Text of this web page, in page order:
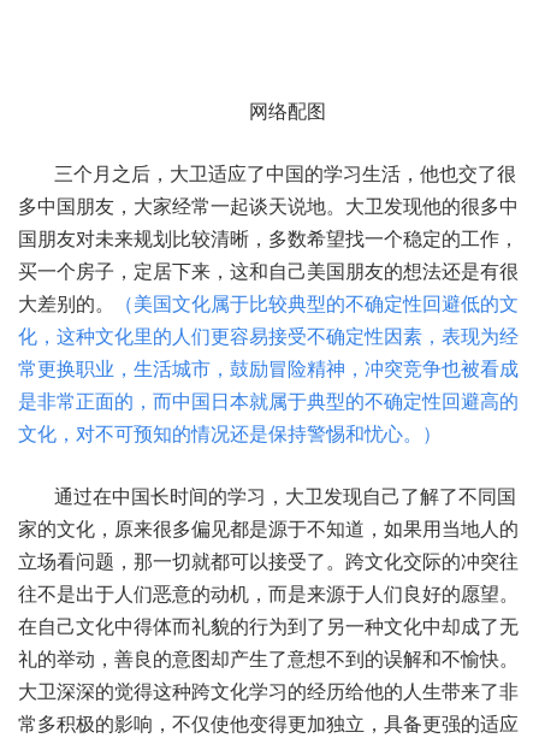
网络配图
三个月之后，大卫适应了中国的学习生活，他也交了很
多中国朋友，大家经常一起谈天说地。大卫发现他的很多中
国朋友对未来规划比较清晰，多数希望找一个稳定的工作，
买一个房子，定居下来，这和自己美国朋友的想法还是有很
大差别的。
（美国文化属于比较典型的不确定性回避低的文
化，这种文化里的人们更容易接受不确定性因素，表现为经
常更换职业，生活城市，鼓励冒险精神，冲突竞争也被看成
是非常正面的，而中国日本就属于典型的不确定性回避高的
文化，对不可预知的情况还是保持警惕和忧心。）
通过在中国长时间的学习，大卫发现自己了解了不同国
家的文化，原来很多偏见都是源于不知道，如果用当地人的
立场看问题，那一切就都可以接受了。跨文化交际的冲突往
往不是出于人们恶意的动机，而是来源于人们良好的愿望。
在自己文化中得体而礼貌的行为到了另一种文化中却成了无
礼的举动，善良的意图却产生了意想不到的误解和不愉快。
大卫深深的觉得这种跨文化学习的经历给他的人生带来了非
常多积极的影响，不仅使他变得更加独立，具备更强的适应